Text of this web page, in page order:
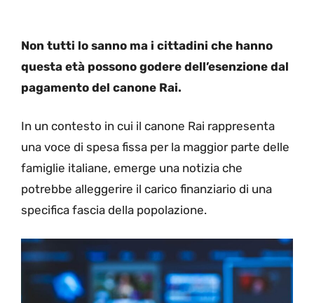
Non tutti lo sanno ma i cittadini che hanno
questa età possono godere dell’esenzione dal
pagamento del canone Rai.
In un contesto in cui il canone Rai rappresenta
una voce di spesa fissa per la maggior parte delle
famiglie italiane, emerge una notizia che
potrebbe alleggerire il carico finanziario di una
specifica fascia della popolazione.